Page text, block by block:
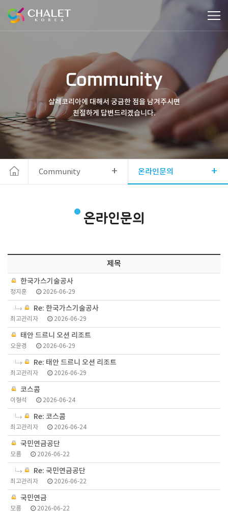
Community
샬레코리아에 대해서 궁금한 점을 남겨주시면
친절하게 답변드리겠습니다.
Community + 온라인문의 +
온라인문의
제목
한국가스기술공사
정지훈 2026-06-29
Re: 한국가스기술공사
최고관리자 2026-06-29
태안 드르니 오션 리조트
오윤경 2026-06-29
Re: 태안 드르니 오션 리조트
최고관리자 2026-06-29
코스콤
이형석 2026-06-24
Re: 코스콤
최고관리자 2026-06-24
국민연금공단
모름 2026-06-22
Re: 국민연금공단
최고관리자 2026-06-22
국민연금
모름 2026-06-22